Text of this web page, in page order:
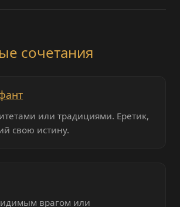
сочетания
или традициями. Еретик,
свою истину.
врагом или